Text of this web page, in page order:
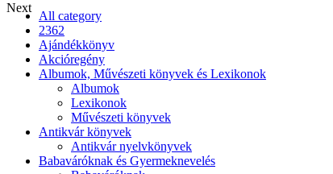
Next
All category
2362
Ajándékkönyv
Akcióregény
Albumok, Művészeti könyvek és Lexikonok
Albumok
Lexikonok
Művészeti könyvek
Antikvár könyvek
Antikvár nyelvkönyvek
Babaváróknak és Gyermeknevelés